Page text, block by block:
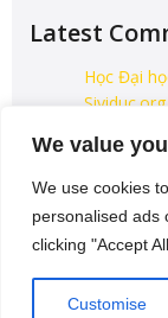
We value
We use cookies
personalised ads
clicking "Accept
Customise
Latest
Học Đại
Sividuc.org
12/08/
[…] lại
thợ.